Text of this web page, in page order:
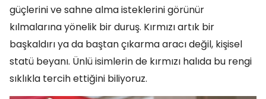
güçlerini ve sahne alma isteklerini görünür
kılmalarına yönelik bir duruş. Kırmızı artık bir
başkaldırı ya da baştan çıkarma aracı değil, kişisel
statü beyanı. Ünlü isimlerin de kırmızı halıda bu rengi
sıklıkla tercih ettiğini biliyoruz.